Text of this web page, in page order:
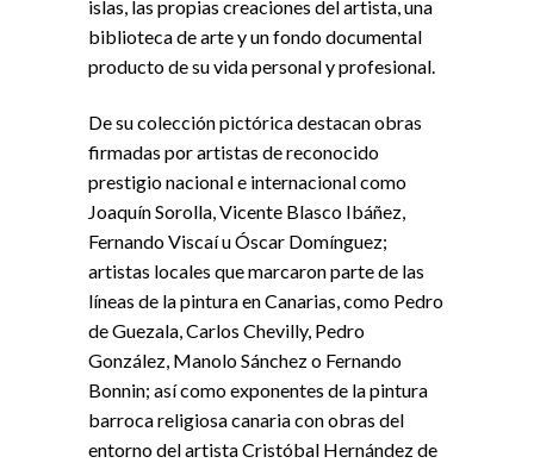
islas, las propias creaciones del artista, una
biblioteca de arte y un fondo documental
producto de su vida personal y profesional.
De su colección pictórica destacan obras
firmadas por artistas de reconocido
prestigio nacional e internacional como
Joaquín Sorolla, Vicente Blasco Ibáñez,
Fernando Viscaí u Óscar Domínguez;
artistas locales que marcaron parte de las
líneas de la pintura en Canarias, como Pedro
de Guezala, Carlos Chevilly, Pedro
González, Manolo Sánchez o Fernando
Bonnin; así como exponentes de la pintura
barroca religiosa canaria con obras del
entorno del artista Cristóbal Hernández de